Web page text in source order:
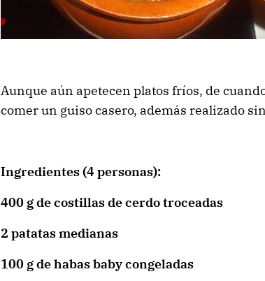
Aunque aún apetecen platos fríos, de
comer un guiso casero, además realizado
Ingredientes (4 personas):
400 g de costillas de cerdo troceadas
2 patatas medianas
100 g de habas baby congeladas